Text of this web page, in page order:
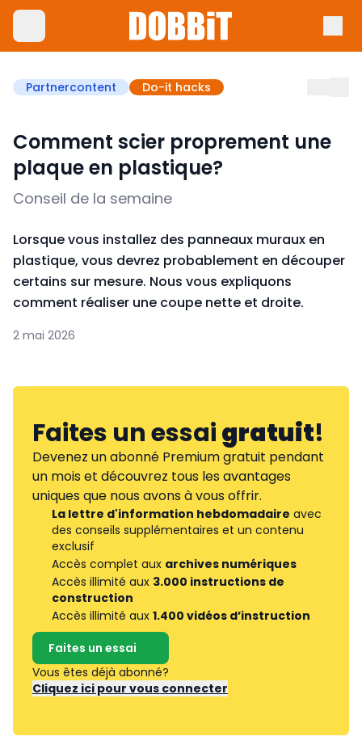
Partnercontent Do-it hacks
Comment scier proprement une
plaque en plastique?
Conseil de la semaine
Lorsque vous installez des panneaux muraux en
plastique, vous devrez probablement en découper
certains sur mesure. Nous vous expliquons
comment réaliser une coupe nette et droite.
2 mai 2026
Faites un essaigratuit!
Devenez un abonné Premium gratuit pendant
un mois et découvrez tous les avantages
uniques que nous avons à vous offrir.
La lettre d'information hebdomadaire avec
des conseils supplémentaires et un contenu
exclusif
Accès complet aux archives numériques
Accès illimité aux 3.000 instructions de
construction
Accès illimité aux 1.400 vidéos d’instruction
Faites un essai
Vous êtes déjà abonné?
Cliquez ici pour vous connecter